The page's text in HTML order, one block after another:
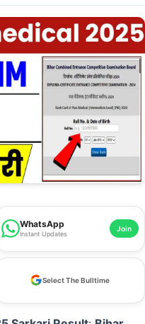
WhatsApp
Instant Updates
Join
Select The Bulltime